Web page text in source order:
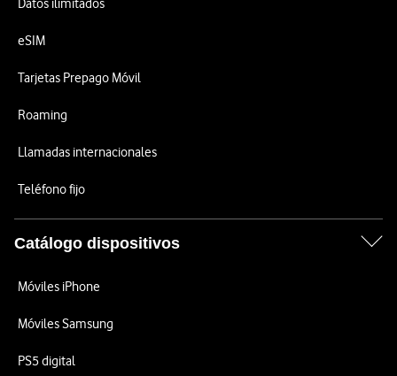
Datos ilimitados
eSIM
Tarjetas Prepago Móvil
Roaming
Llamadas internacionales
Teléfono fijo
Catálogo dispositivos
Móviles iPhone
Móviles Samsung
PS5 digital